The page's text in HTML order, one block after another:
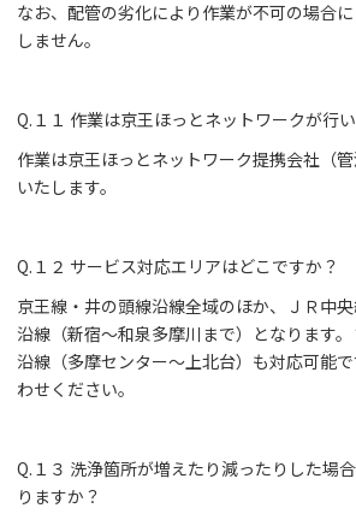
なお、配管の劣化により作業が不可の場合
しません。
Q.１１ 作業は京王ほっとネットワークが行
作業は京王ほっとネットワーク提携会社（
いたします。
Q.１２ サービス対応エリアはどこですか？
京王線・井の頭線沿線全域のほか、ＪＲ中
沿線（新宿～和泉多摩川まで）となります
沿線（多摩センター～上北台）も対応可能
わせください。
Q.１３ 洗浄箇所が増えたり減ったりした場
りますか？